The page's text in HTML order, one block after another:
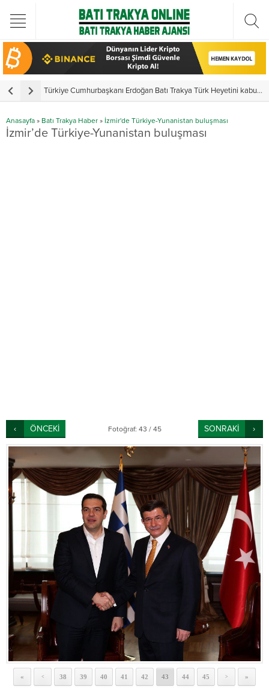
Türkiye Cumhurbaşkanı Erdoğan Batı Trakya Türk Heyetini kabul etti
Anasayfa » Batı Trakya Haber » İzmir'de Türkiye-Yunanistan buluşması
İzmir’de Türkiye-Yunanistan buluşması
ÖNCEKİ Fotoğraf: 43 / 45 SONRAKİ
« < 38 39 40 41 42 43 44 45 > »